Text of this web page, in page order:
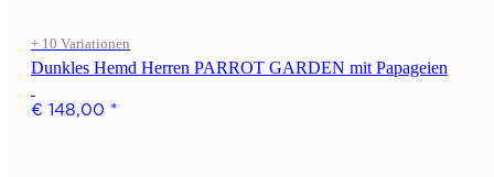
+ 10 Variationen
Dunkles Hemd Herren PARROT GARDEN mit Papageien
€ 148,00 *